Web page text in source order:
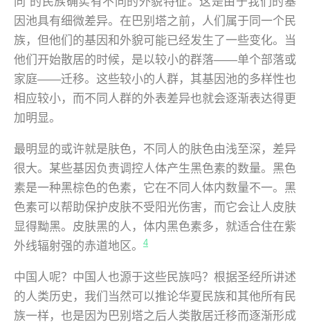
因池具有细微差异。在巴别塔之前，人们属于同一个民
族，但他们的基因和外貌可能已经发生了一些变化。当
他们开始散居的时候，是以较小的群落——单个部落或
家庭——迁移。这些较小的人群，其基因池的多样性也
相应较小，而不同人群的外表差异也就会逐渐表达得更
加明显。
最明显的或许就是肤色，不同人的肤色由浅至深，差异
很大。某些基因负责调控人体产生黑色素的数量。黑色
素是一种黑棕色的色素，它在不同人体内数量不一。黑
色素可以帮助保护皮肤不受阳光伤害，而它会让人皮肤
显得黝黑。皮肤黑的人，体内黑色素多，就适合住在紫
外线辐射强的赤道地区。
4
中国人呢？中国人也源于这些民族吗？根据圣经所讲述
的人类历史，我们当然可以推论华夏民族和其他所有民
族一样，也是因为巴别塔之后人类散居迁移而逐渐形成